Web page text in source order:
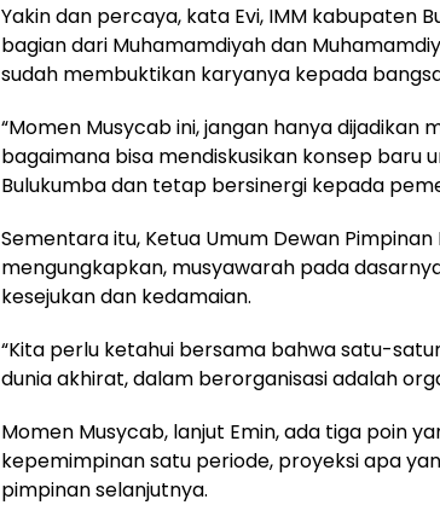
Yakin dan percaya, kata Evi, IMM kabupaten
bagian dari Muhamamdiyah dan
sudah membuktikan karyanya kepada
“Momen Musycab ini, jangan hanya dijadikan
bagaimana bisa mendiskusikan konsep baru
Bulukumba dan tetap bersinergi kepada
Sementara itu, Ketua Umum Dewan
mengungkapkan, musyawarah pada
kesejukan dan kedamaian.
“Kita perlu ketahui bersama bahwa satu-
dunia akhirat, dalam berorganisasi adalah
Momen Musycab, lanjut Emin, ada tiga poin
kepemimpinan satu periode, proyeksi apa
pimpinan selanjutnya.